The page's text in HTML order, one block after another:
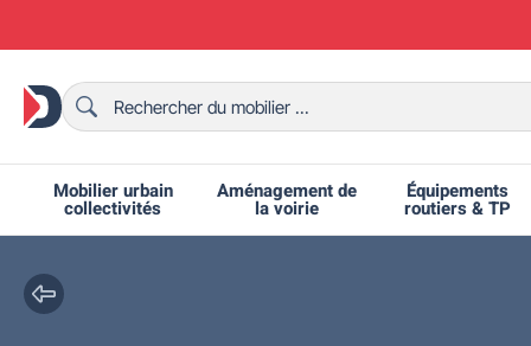
Mobilier urbain
collectivités
Aménagement de
la voirie
Équipements
routiers & TP